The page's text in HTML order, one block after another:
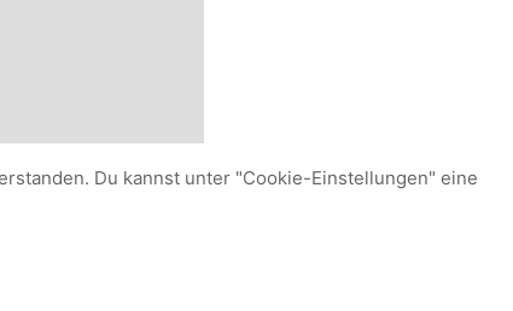
Du kannst unter "Cookie-Einstellungen" eine